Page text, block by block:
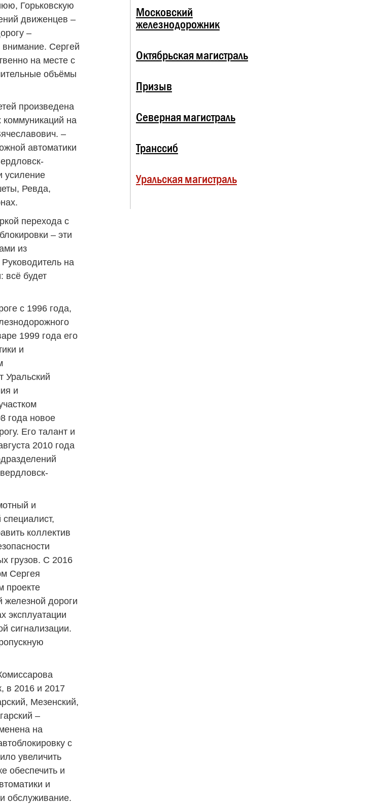
Горьковскую
движенцев –
–
внимание. Сергей
на месте с
объёмы
произведена
коммуникаций на
–
автоматики
усиление
Ревда,
перехода с
– эти
из
на
всё будет
с 1996 года,
1999 года его
и
Уральский
и
года новое
Его талант и
2010 года
и
коллектив
грузов. С 2016
Сергея
проекте
железной дороги
эксплуатации
сигнализации.
в 2016 и 2017
Мезенский,
–
на
с
увеличить
обеспечить и
и
обслуживание.
Московский
железнодорожник
Октябрьская магистраль
Призыв
Северная магистраль
Транссиб
Уральская магистраль